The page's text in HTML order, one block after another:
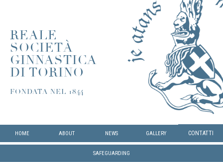
REALE
SOCIETÀ
GINNASTICA
DI TORINO
FONDATA NEL 1844
HOME ABOUT NEWS GALLERY CONTATTI
SAFEGUARDING